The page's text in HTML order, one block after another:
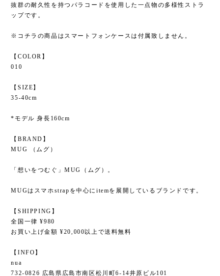
抜群の耐久性を持つパラコードを使用した一点物の多様性ストラ
ップです。
※コチラの商品はスマートフォンケースは付属致しません。
【COLOR】
010
【SIZE】
35-40cm
*モデル 身長160cm
【BRAND】
MUG （ムグ）
「想いをつむぐ」MUG（ムグ）。
MUGはスマホstrapを中心にitemを展開しているブランドです。
【SHIPPING】
全国一律 ¥980
お買い上げ金額 ¥20,000以上で送料無料
【INFO】
nua
732-0826 広島県広島市南区松川町6-14井原ビル101